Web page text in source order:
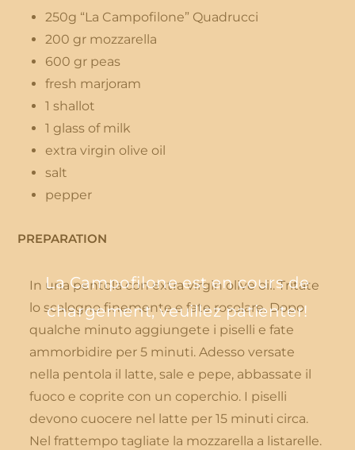
La Campofilone est en cours de
chargement, veuillez patienter!
250g “La Campofilone” Quadrucci
200 gr mozzarella
600 gr peas
fresh marjoram
1 shallot
1 glass of milk
extra virgin olive oil
salt
pepper
PREPARATION
In una pentola con extra virgin olive oil. Tritate
lo scalogno finemente e fate rosolare. Dopo
qualche minuto aggiungete i piselli e fate
ammorbidire per 5 minuti. Adesso versate
nella pentola il latte, sale e pepe, abbassate il
fuoco e coprite con un coperchio. I piselli
devono cuocere nel latte per 15 minuti circa.
Nel frattempo tagliate la mozzarella a listarelle.